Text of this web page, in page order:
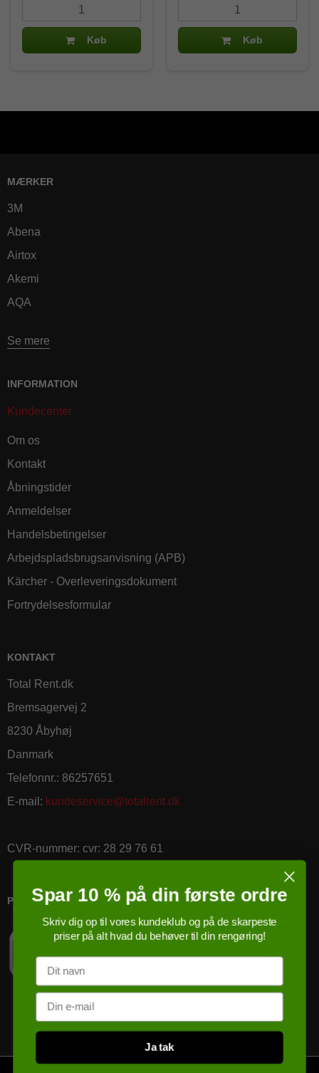
Køb Køb
MÆRKER
3M
Abena
Airtox
Akemi
AQA
Se mere
INFORMATION
Kundecenter
Om os
Kontakt
Åbningstider
Anmeldelser
Handelsbetingelser
Arbejdspladsbrugsanvisning (APB)
Kärcher - Overleveringsdokument
Fortrydelsesformular
KONTAKT
Total Rent.dk
Bremsagervej 2
8230 Åbyhøj
Danmark
Telefonnr.: 86257651
E-mail : kundeservice@totalrent.dk
CVR-nummer: cvr: 28 29 76 61
PRICERUNNER KØBSGARANTI
Spar 10 % på din første ordre
Skriv dig op til vores kundeklub og på de skarpeste
priser på alt hvad du behøver til din rengøring!
Navn
Email
Ja tak